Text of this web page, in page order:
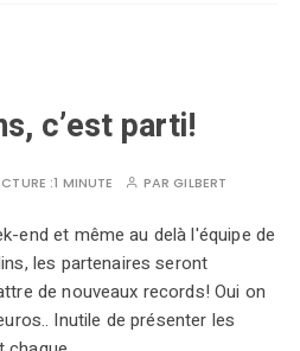
c’est parti!
:1 MINUTE PARGILBERT
end et même au delà l'équipe de
les partenaires seront
de nouveaux records! Oui on
Inutile de présenter les